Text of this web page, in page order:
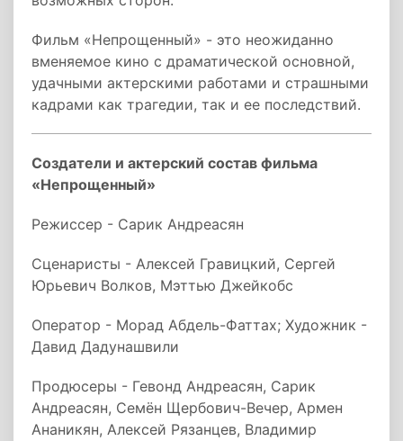
Фильм «Непрощенный» - это неожиданно
вменяемое кино с драматической основной,
удачными актерскими работами и страшными
кадрами как трагедии, так и ее последствий.
Создатели и актерский состав фильма
«Непрощенный»
Режиссер - Сарик Андреасян
Сценаристы - Алексей Гравицкий, Сергей
Юрьевич Волков, Мэттью Джейкобс
Оператор - Морад Абдель-Фаттах; Художник -
Давид Дадунашвили
Продюсеры - Гевонд Андреасян, Сарик
Андреасян, Семён Щербович-Вечер, Армен
Ананикян, Алексей Рязанцев, Владимир